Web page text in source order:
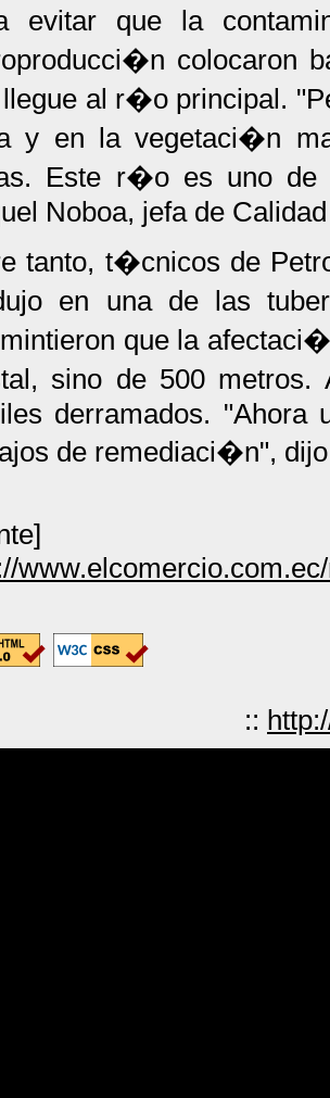
evitar que la
colocaron
llegue al r�o principal.
y en la vegetaci�n
Este r�o es uno
Noboa, jefa de
tanto, t�cnicos de
en una de las
que la
sino de 500
derramados. "Ahora
de remediaci�n",
::